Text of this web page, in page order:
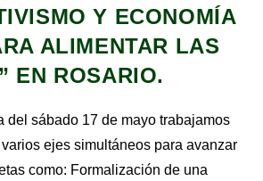
Y ECONOMÍA
ALIMENTAR LAS
EN ROSARIO.
del sábado 17 de mayo trabajamos
ejes simultáneos para avanzar
como: Formalización de una